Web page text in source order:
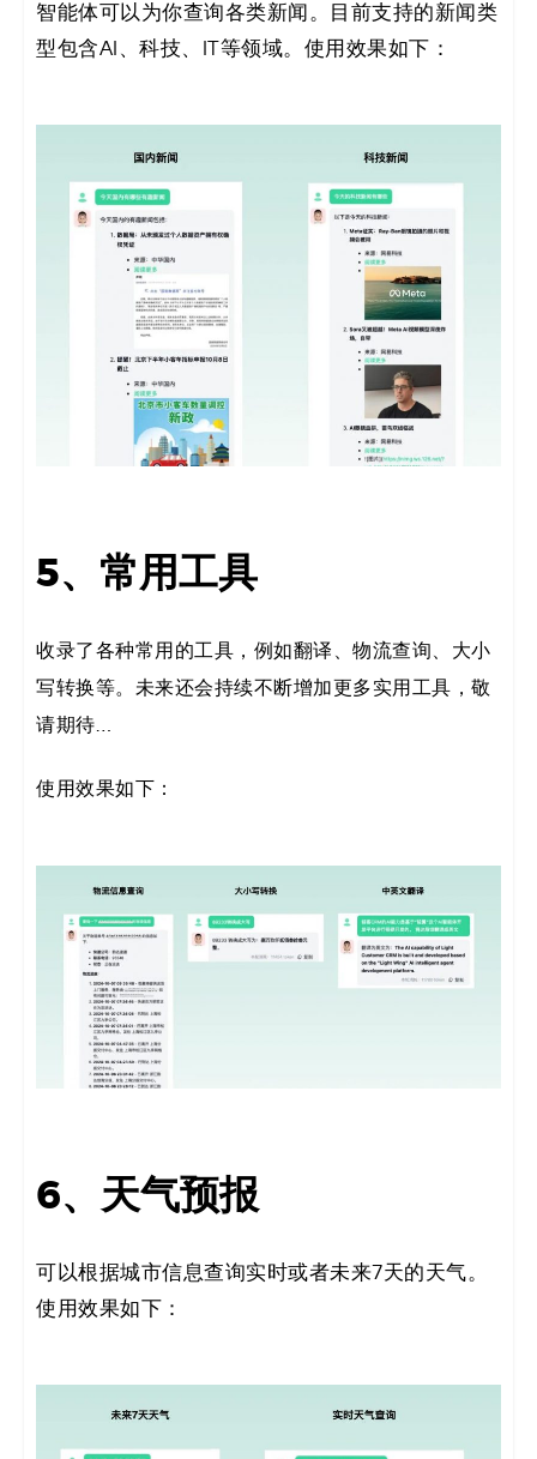
智能体可以为你查询各类新闻。目前支持的新闻类
型包含AI、科技、IT等领域。使用效果如下：
5、常用工具
收录了各种常用的工具，例如翻译、物流查询、大小
写转换等。未来还会持续不断增加更多实用工具，敬
请期待…
使用效果如下：
6、天气预报
可以根据城市信息查询实时或者未来7天的天气。
使用效果如下：